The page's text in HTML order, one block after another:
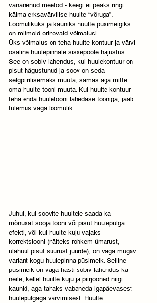
vananenud meetod - keegi ei peaks ringi
käima erksavärvilise huulte “võruga”.
Loomulikuks ja kauniks huulte püsimeigiks
on mitmeid erinevaid võimalusi.
Üks võimalus on teha huulte kontuur ja värvi
osaline huulepinnale sissepoole hajustus.
See on sobiv lahendus, kui huulekontuur on
pisut hägustunud ja soov on seda
selgpiirilisemaks muuta, samas aga mitte
oma huulte tooni muuta. Kui huulte kontuur
teha enda huuletooni lähedase tooniga, jääb
tulemus väga loomulik.
Juhul, kui soovite huultele saada ka
mõnusat sooja tooni või pisut huulepulga
efekti, või kui huulte kuju vajaks
korrektsiooni (näiteks rohkem ümarust,
ülahuul pisut suurust juurde), on väga mugav
variant kogu huulepinna püsimeik. Selline
püsimeik on väga hästi sobiv lahendus ka
neile, kellel huulte kuju ja piirjooned niigi
kaunid, aga tahaks vabaneda igapäevasest
huulepulgaga värvimisest. Huulte